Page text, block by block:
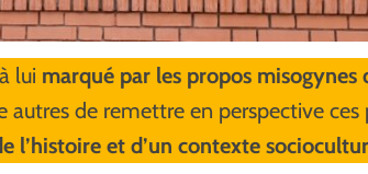
lui marqué par les propos misogynes
autres de remettre en perspective
l’histoire et d’un contexte